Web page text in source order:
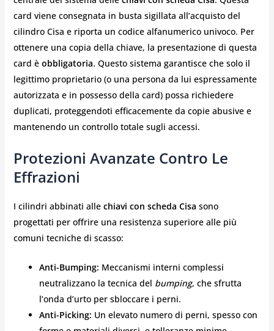
card viene consegnata in busta sigillata all’acquisto del
cilindro Cisa e riporta un codice alfanumerico univoco. Per
ottenere una copia della chiave, la presentazione di questa
card è obbligatoria. Questo sistema garantisce che solo il
legittimo proprietario (o una persona da lui espressamente
autorizzata e in possesso della card) possa richiedere
duplicati, proteggendoti efficacemente da copie abusive e
mantenendo un controllo totale sugli accessi.
Protezioni Avanzate Contro Le
Effrazioni
I cilindri abbinati alle chiavi con scheda Cisa sono
progettati per offrire una resistenza superiore alle più
comuni tecniche di scasso:
Anti-Bumping: Meccanismi interni complessi
neutralizzano la tecnica del bumping, che sfrutta
l’onda d’urto per sbloccare i perni.
Anti-Picking: Un elevato numero di perni, spesso con